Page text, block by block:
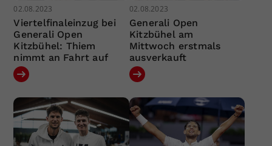
02.08.2023
Viertelfinaleinzug bei
Generali Open
Kitzbühel: Thiem
nimmt an Fahrt auf
02.08.2023
Generali Open
Kitzbühel am
Mittwoch erstmals
ausverkauft